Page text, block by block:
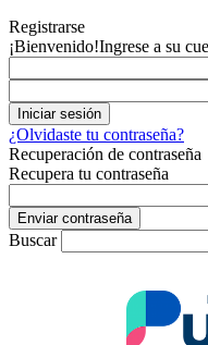
Registrarse
¡Bienvenido!Ingrese a su
¿Olvidaste tu contraseña?
Recuperación de contraseña
Recupera tu contraseña
Buscar